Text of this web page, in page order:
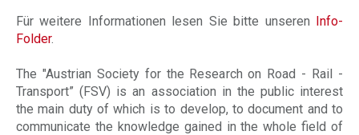
Für weitere Informationen lesen Sie bitte unseren Info-
Folder.
The "Austrian Society for the Research on Road - Rail -
Transport” (FSV) is an association in the public interest
the main duty of which is to develop, to document and to
communicate the knowledge gained in the whole field of